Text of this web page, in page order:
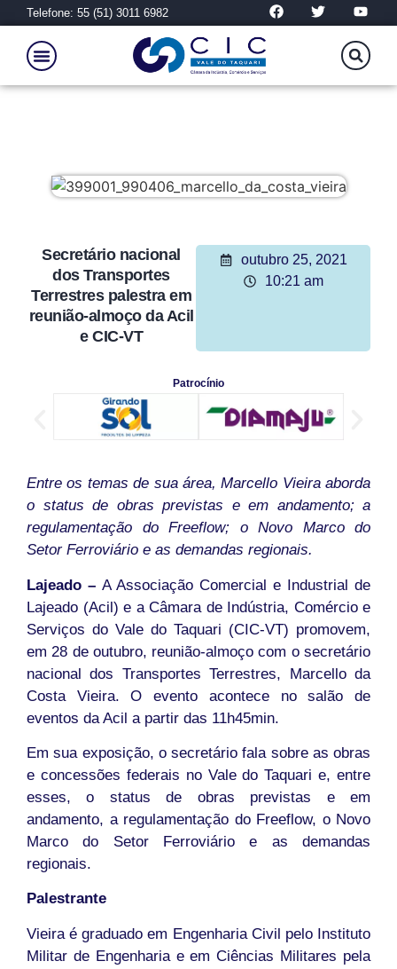
Telefone: 55 (51) 3011 6982
Secretário nacional
dos Transportes
Terrestres palestra em
reunião-almoço da Acil
e CIC-VT
outubro 25, 2021
10:21 am
Patrocínio
Entre os temas de sua área, Marcello Vieira aborda
o status de obras previstas e em andamento; a
regulamentação do Freeflow; o Novo Marco do
Setor Ferroviário e as demandas regionais.
Lajeado – A Associação Comercial e Industrial de
Lajeado (Acil) e a Câmara de Indústria, Comércio e
Serviços do Vale do Taquari (CIC-VT) promovem,
em 28 de outubro, reunião-almoço com o secretário
nacional dos Transportes Terrestres, Marcello da
Costa Vieira. O evento acontece no salão de
eventos da Acil a partir das 11h45min.
Em sua exposição, o secretário fala sobre as obras
e concessões federais no Vale do Taquari e, entre
esses, o status de obras previstas e em
andamento, a regulamentação do Freeflow, o Novo
Marco do Setor Ferroviário e as demandas
regionais.
Palestrante
Vieira é graduado em Engenharia Civil pelo Instituto
Militar de Engenharia e em Ciências Militares pela